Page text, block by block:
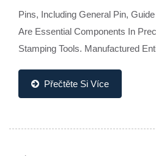
Pins, Including General Pin,
Are Essential Components In
Stamping Tools. Manufactured
Přečtěte Si Více